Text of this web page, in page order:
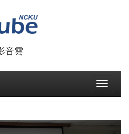
音雲
Toggle